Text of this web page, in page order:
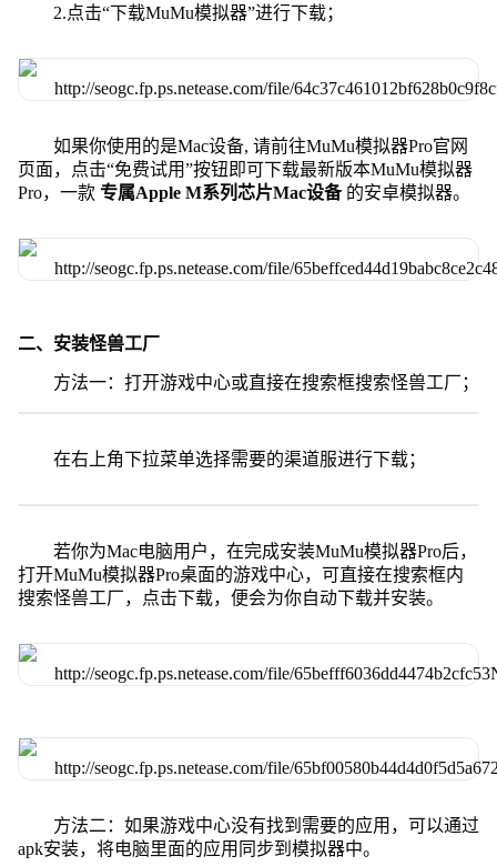
2.点击“下载MuMu模拟器”进行下载；
如果你使用的是Mac设备, 请前往MuMu模拟器Pro官网
页面，点击“免费试用”按钮即可下载最新版本MuMu模拟器
Pro，一款 专属Apple M系列芯片Mac设备 的安卓模拟器。
二、安装怪兽工厂
方法一：打开游戏中心或直接在搜索框搜索怪兽工厂；
在右上角下拉菜单选择需要的渠道服进行下载；
若你为Mac电脑用户，在完成安装MuMu模拟器Pro后，
打开MuMu模拟器Pro桌面的游戏中心，可直接在搜索框内
搜索怪兽工厂，点击下载，便会为你自动下载并安装。
方法二：如果游戏中心没有找到需要的应用，可以通过
apk安装，将电脑里面的应用同步到模拟器中。